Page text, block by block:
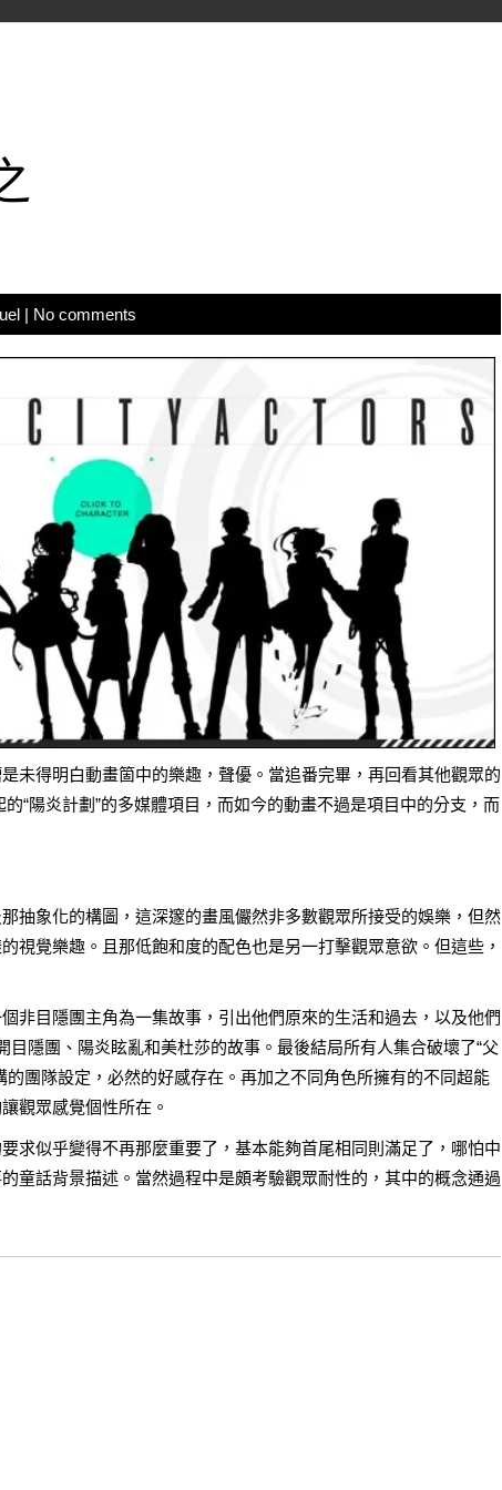
| No comments
未得明白動畫箇中的樂趣，聲優。當追番完畢，再回看其他觀眾的
“陽炎計劃”的多媒體項目，而如今的動畫不過是項目中的分支，而
抽象化的構圖，這深邃的畫風儼然非多數觀眾所接受的娛樂，但然
視覺樂趣。且那低飽和度的配色也是另一打擊觀眾意欲。但這些，
非目隱團主角為一集故事，引出他們原來的生活和過去，以及他們
隱團、陽炎眩亂和美杜莎的故事。最後結局所有人集合破壞了“父
團隊設定，必然的好感存在。再加之不同角色所擁有的不同超能
觀眾感覺個性所在。
求似乎變得不再那麼重要了，基本能夠首尾相同則滿足了，哪怕中
童話背景描述。當然過程中是頗考驗觀眾耐性的，其中的概念通過